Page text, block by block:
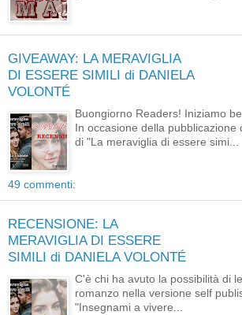
GIVEAWAY: LA MERAVIGLIA
DI ESSERE SIMILI di DANIELA
VOLONTÉ
Buongiorno Readers! Iniziamo
In occasione della pubblicazione
di "La meraviglia di essere simi...
49 commenti:
RECENSIONE: LA
MERAVIGLIA DI ESSERE
SIMILI di DANIELA VOLONTÉ
C'è chi ha avuto la possibilità di
romanzo nella versione self
"Insegnami a vivere...